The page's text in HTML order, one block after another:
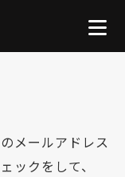
メールアドレス
ックをして、